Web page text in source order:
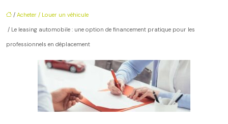
/ Acheter / Louer un véhicule
/ Le leasing automobile : une option de financement pratique pour les
professionnels en déplacement